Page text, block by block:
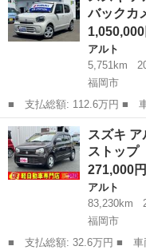
ライト キー...
バックカ
1,050,000
アルト
5,751km
福岡市
■ 支払総額: 112.6万円 ■ 車両本体価格： 1,050,000 円 ■ メーカ
ー名： スズキ ■ 車種名
プレイオーディオ バック
Ｂｌｕｅ...
福岡 福岡市 アルト
スズキ
ストッ
271,000円
アルト
83,230km
福岡市
■ 支払総額: 32.6万円 ■ 車両本体価格： 271,000 円 ■ メーカー